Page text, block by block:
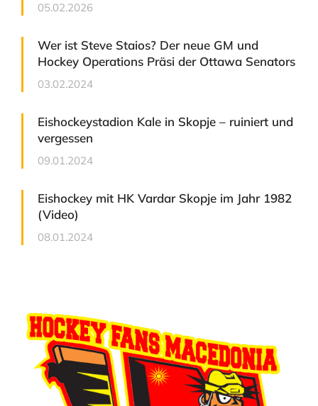
05.02.2026
Wer ist Steve Staios? Der neue GM und
Hockey Operations Präsi der Ottawa Senators
03.02.2024
Eishockeystadion Kale in Skopje – ruiniert und
vergessen
09.01.2024
Eishockey mit HK Vardar Skopje im Jahr 1982
(Video)
08.01.2024